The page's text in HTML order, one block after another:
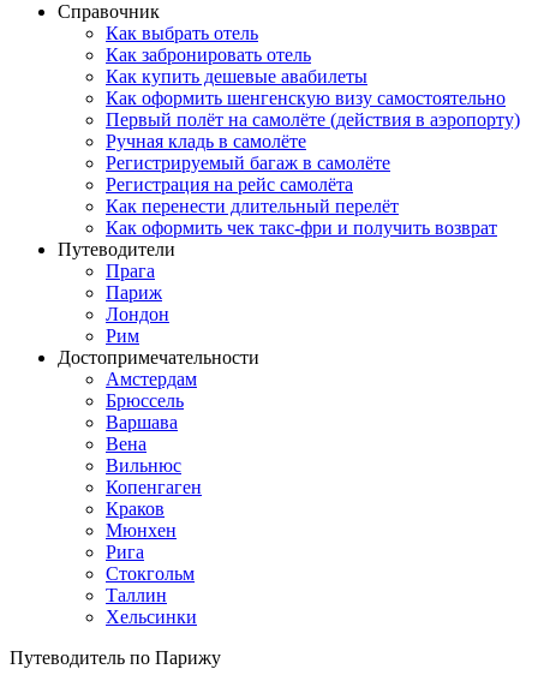
Справочник
Как выбрать отель
Как забронировать отель
Как купить дешевые авабилеты
Как оформить шенгенскую визу самостоятельно
Первый полёт на самолёте (действия в аэропорту)
Ручная кладь в самолёте
Регистрируемый багаж в самолёте
Регистрация на рейс самолёта
Как перенести длительный перелёт
Как оформить чек такс-фри и получить возврат
Путеводители
Прага
Париж
Лондон
Рим
Достопримечательности
Амстердам
Брюссель
Варшава
Вена
Вильнюс
Копенгаген
Краков
Мюнхен
Рига
Стокгольм
Таллин
Хельсинки
Путеводитель по Парижу